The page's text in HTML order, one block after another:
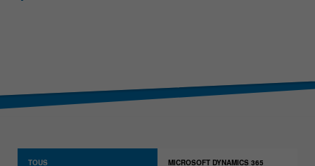
+32(0)4 239.89.39
logistics-cpld@keyes.eu
Billing service
TOUS MICROSOFT DYNAMICS 365